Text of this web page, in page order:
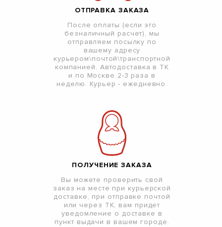
ОТПРАВКА ЗАКАЗА
После оплаты (если это
безналичный расчет), мы
отправляем посылку по
вашему адресу
курьером\почтой\транспортной
компанией. Автодоставка в ТК
и по Москве 2-3 раза в
неделю. Курьер - ежедневно.
ПОЛУЧЕНИЕ ЗАКАЗА
Вы можете проверить свой
заказ на месте при курьерской
доставке, при отправке почтой
или через ТК, вам придет
уведомление о доставке в
пункт выдачи в вашем городе.